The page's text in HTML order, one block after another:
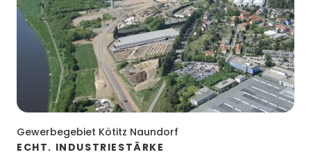
Gewerbegebiet Kötitz Naundorf
ECHT. INDUSTRIESTÄRKE